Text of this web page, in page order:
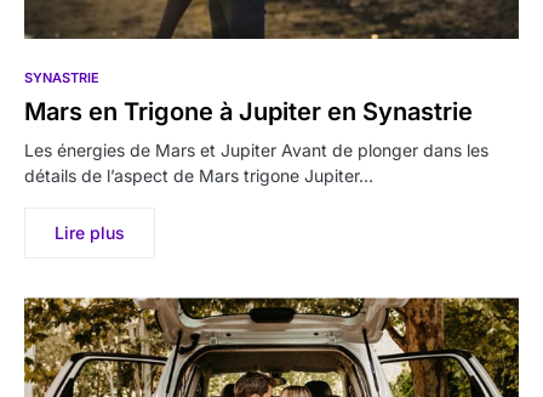
SYNASTRIE
Mars en Trigone à Jupiter en Synastrie
Les énergies de Mars et Jupiter Avant de plonger dans les
détails de l’aspect de Mars trigone Jupiter…
Lire plus